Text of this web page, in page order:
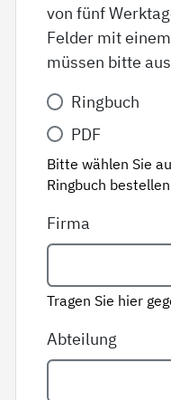
von fünf
Felder mit
müssen bitte
Variante*
Ringbuch
PDF
Bitte wählen Sie
Ringbuch
Firma
Tragen Sie hier
Abteilung